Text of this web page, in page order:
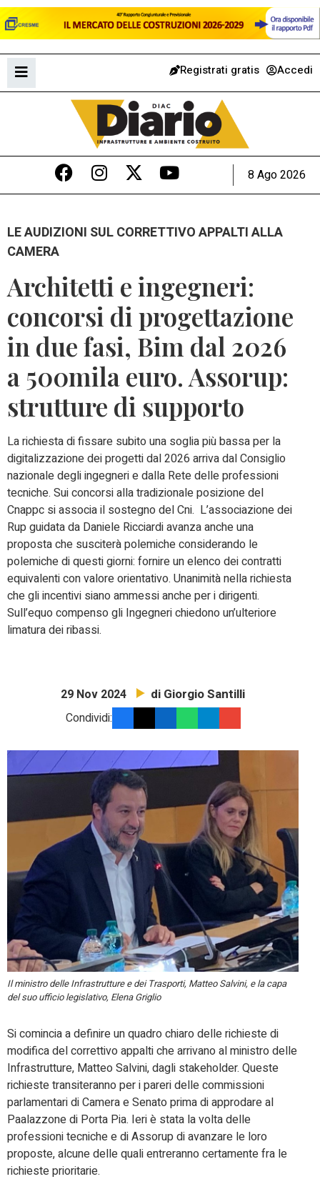
Registrati gratis Accedi
8 Ago 2026
LE AUDIZIONI SUL CORRETTIVO APPALTI ALLA
CAMERA
Architetti e ingegneri:
concorsi di progettazione
in due fasi, Bim dal 2026
a 500mila euro. Assorup:
strutture di supporto
La richiesta di fissare subito una soglia più bassa per la
digitalizzazione dei progetti dal 2026 arriva dal Consiglio
nazionale degli ingegneri e dalla Rete delle professioni
tecniche. Sui concorsi alla tradizionale posizione del
Cnappc si associa il sostegno del Cni. L’associazione dei
Rup guidata da Daniele Ricciardi avanza anche una
proposta che susciterà polemiche considerando le
polemiche di questi giorni: fornire un elenco dei contratti
equivalenti con valore orientativo. Unanimità nella richiesta
che gli incentivi siano ammessi anche per i dirigenti.
Sull’equo compenso gli Ingegneri chiedono un’ulteriore
limatura dei ribassi.
29 Nov 2024 di Giorgio Santilli
Condividi:
Il ministro delle Infrastrutture e dei Trasporti, Matteo Salvini, e la capa
del suo ufficio legislativo, Elena Griglio
Si comincia a definire un quadro chiaro delle richieste di
modifica del correttivo appalti che arrivano al ministro delle
Infrastrutture, Matteo Salvini, dagli stakeholder. Queste
richieste transiteranno per i pareri delle commissioni
parlamentari di Camera e Senato prima di approdare al
Paalazzone di Porta Pia. Ieri è stata la volta delle
professioni tecniche e di Assorup di avanzare le loro
proposte, alcune delle quali entreranno certamente fra le
richieste prioritarie.